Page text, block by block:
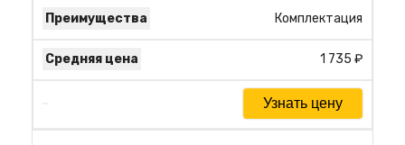
Комплектация
1 735 ₽
Узнать цену